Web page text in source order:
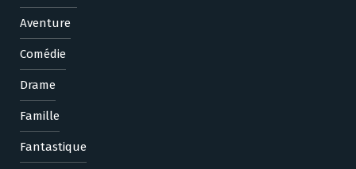
Aventure
Comédie
Drame
Famille
Fantastique